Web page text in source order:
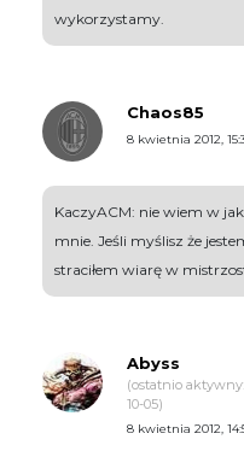
wykorzystamy.
Chaos85
8 kwietnia 2012,
KaczyACM: nie wiem w
mnie. Jeśli myślisz że
straciłem wiarę w
Abyss
(ostatnio
10-05)
8 kwietnia 2012,